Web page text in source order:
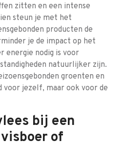
zitten en een intense
steun je met het
producten de
je de impact op het
energie nodig is voor
natuurlijker zijn.
groenten en
jezelf, maar ook voor de
bij een
of